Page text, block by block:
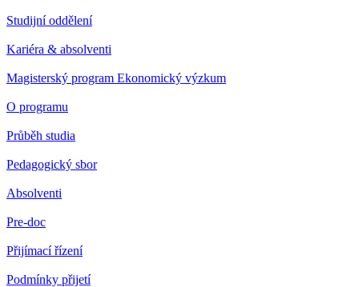
Studijní oddělení
Kariéra & absolventi
Magisterský program Ekonomický výzkum
O programu
Průběh studia
Pedagogický sbor
Absolventi
Pre-doc
Přijímací řízení
Podmínky přijetí